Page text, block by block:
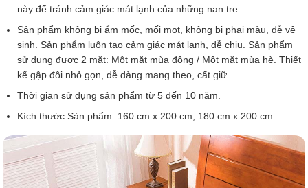
này để tránh cảm giác mát lạnh của những nan tre.
Sản phẩm không bị ẩm mốc, mối mọt, không bị phai màu, dễ vệ
sinh. Sản phẩm luôn tạo cảm giác mát lạnh, dễ chịu. Sản phẩm
sử dụng được 2 mặt: Một mặt mùa đông / Một mặt mùa hè. Thiết
kế gập đôi nhỏ gọn, dễ dàng mang theo, cất giữ.
Thời gian sử dụng sản phẩm từ 5 đến 10 năm.
Kích thước Sản phẩm: 160 cm x 200 cm, 180 cm x 200 cm